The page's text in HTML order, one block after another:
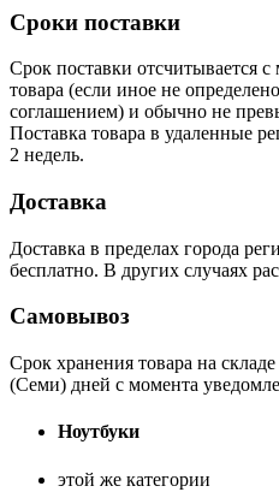
Сроки поставки
Срок поставки отсчитывается
товара (если иное не
соглашением) и обычно не
Поставка товара в удаленные
2 недель.
Доставка
Доставка в пределах города
бесплатно. В других случаях
Самовывоз
Срок хранения товара на
(Семи) дней с момента
Ноутбуки
этой же категории